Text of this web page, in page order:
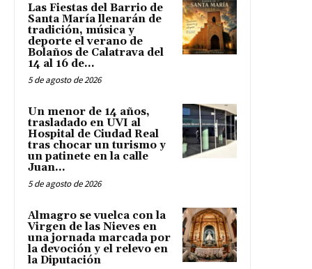
Las Fiestas del Barrio de
Santa María llenarán de
tradición, música y
deporte el verano de
Bolaños de Calatrava del
14 al 16 de...
5 de agosto de 2026
Un menor de 14 años,
trasladado en UVI al
Hospital de Ciudad Real
tras chocar un turismo y
un patinete en la calle
Juan...
5 de agosto de 2026
Almagro se vuelca con la
Virgen de las Nieves en
una jornada marcada por
la devoción y el relevo en
la Diputación